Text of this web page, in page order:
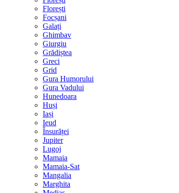
Florești
Focșani
Galați
Ghimbav
Giurgiu
Grădiștea
Greci
Grid
Gura Humorului
Gura Vadului
Hunedoara
Huși
Iași
Ieud
Însurăței
Jupiter
Lugoj
Mamaia
Mamaia-Sat
Mangalia
Marghita